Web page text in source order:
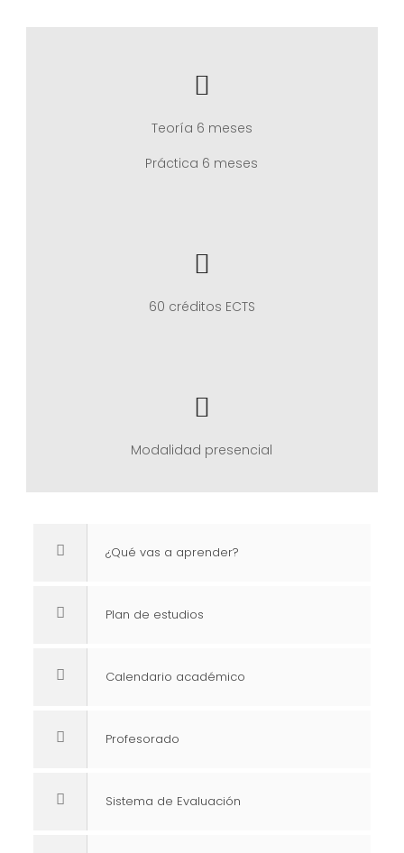
Teoría 6 meses
Práctica 6 meses
60 créditos ECTS
Modalidad presencial
¿Qué vas a aprender?
Plan de estudios
Calendario académico
Profesorado
Sistema de Evaluación